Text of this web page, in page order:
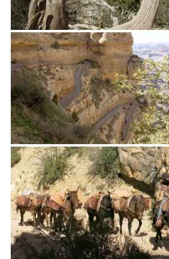
Der Weg zum OOH AAh Point